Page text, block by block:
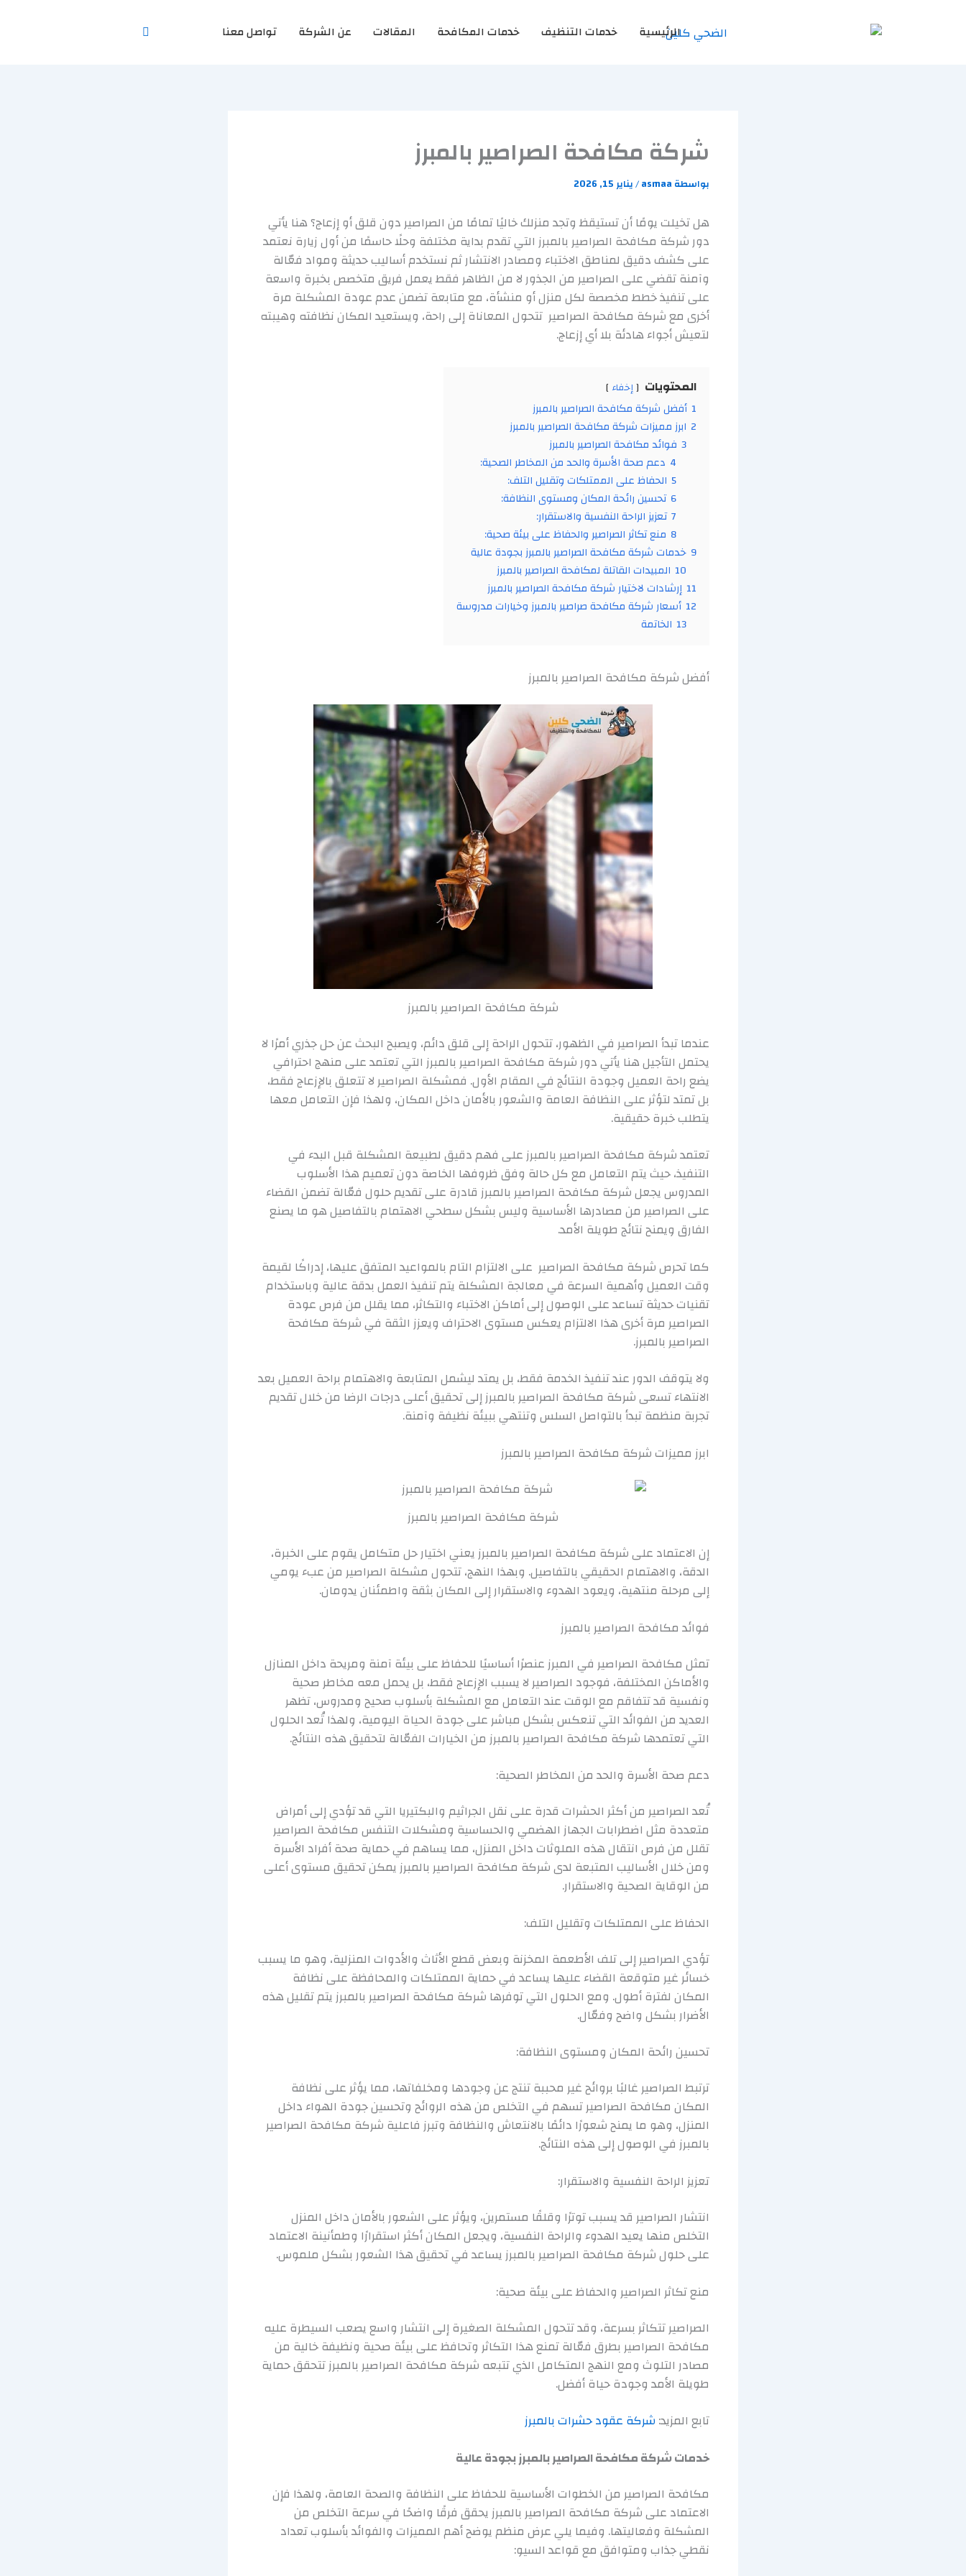
الرئيسية خدمات التنظيف خدمات المكافحة المقالات عن الشركة تواصل معنا
شركة مكافحة الصراصير بالمبرز
بواسطة asmaa
/يناير 15, 2026
هل تخيلت يومًا أن تستيقظ وتجد منزلك خاليًا تمامًا من الصراصير دون قلق أو إزعاج؟ هنا يأتي
دور شركة مكافحة الصراصير بالمبرز التي تقدم بداية مختلفة وحلًا حاسمًا من أول زيارة نعتمد
على كشف دقيق لمناطق الاختباء ومصادر الانتشار ثم نستخدم أساليب حديثة ومواد فعّالة
وآمنة تقضي على الصراصير من الجذور لا من الظاهر فقط يعمل فريق متخصص بخبرة واسعة
على تنفيذ خطط مخصصة لكل منزل أو منشأة، مع متابعة تضمن عدم عودة المشكلة مرة
أخرى مع شركة مكافحة الصراصير تتحول المعاناة إلى راحة، ويستعيد المكان نظافته وهيبته
لتعيش أجواء هادئة بلا أي إزعاج.
المحتويات إخفاء
1 أفضل شركة مكافحة الصراصير بالمبرز
2 ابرز مميزات شركة مكافحة الصراصير بالمبرز
3 فوائد مكافحة الصراصير بالمبرز
4 دعم صحة الأسرة والحد من المخاطر الصحية:
5 الحفاظ على الممتلكات وتقليل التلف:
6 تحسين رائحة المكان ومستوى النظافة:
7 تعزيز الراحة النفسية والاستقرار:
8 منع تكاثر الصراصير والحفاظ على بيئة صحية:
9 خدمات شركة مكافحة الصراصير بالمبرز بجودة عالية
10 المبيدات القاتلة لمكافحة الصراصير بالمبرز
11 إرشادات لاختيار شركة مكافحة الصراصير بالمبرز
12 أسعار شركة مكافحة صراصير بالمبرز وخيارات مدروسة
13 الخاتمة
أفضل شركة مكافحة الصراصير بالمبرز
شركة مكافحة الصراصير بالمبرز
عندما تبدأ الصراصير في الظهور، تتحول الراحة إلى قلق دائم، ويصبح البحث عن حل جذري أمرًا لا
يحتمل التأجيل هنا يأتي دور شركة مكافحة الصراصير بالمبرز التي تعتمد على منهج احترافي
يضع راحة العميل وجودة النتائج في المقام الأول. فمشكلة الصراصير لا تتعلق بالإزعاج فقط،
بل تمتد لتؤثر على النظافة العامة والشعور بالأمان داخل المكان، ولهذا فإن التعامل معها
يتطلب خبرة حقيقية.
تعتمد شركة مكافحة الصراصير بالمبرز على فهم دقيق لطبيعة المشكلة قبل البدء في
التنفيذ، حيث يتم التعامل مع كل حالة وفق ظروفها الخاصة دون تعميم هذا الأسلوب
المدروس يجعل شركة مكافحة الصراصير بالمبرز قادرة على تقديم حلول فعّالة تضمن القضاء
على الصراصير من مصادرها الأساسية وليس بشكل سطحي الاهتمام بالتفاصيل هو ما يصنع
الفارق ويمنح نتائج طويلة الأمد.
كما تحرص شركة مكافحة الصراصير على الالتزام التام بالمواعيد المتفق عليها، إدراكًا لقيمة
وقت العميل وأهمية السرعة في معالجة المشكلة يتم تنفيذ العمل بدقة عالية وباستخدام
تقنيات حديثة تساعد على الوصول إلى أماكن الاختباء والتكاثر، مما يقلل من فرص عودة
الصراصير مرة أخرى هذا الالتزام يعكس مستوى الاحتراف ويعزز الثقة في شركة مكافحة
الصراصير بالمبرز.
ولا يتوقف الدور عند تنفيذ الخدمة فقط، بل يمتد ليشمل المتابعة والاهتمام براحة العميل بعد
الانتهاء تسعى شركة مكافحة الصراصير بالمبرز إلى تحقيق أعلى درجات الرضا من خلال تقديم
تجربة منظمة تبدأ بالتواصل السلس وتنتهي ببيئة نظيفة وآمنة.
ابرز مميزات شركة مكافحة الصراصير بالمبرز
شركة مكافحة الصراصير بالمبرز
إن الاعتماد على شركة مكافحة الصراصير بالمبرز يعني اختيار حل متكامل يقوم على الخبرة،
الدقة، والاهتمام الحقيقي بالتفاصيل. وبهذا النهج، تتحول مشكلة الصراصير من عبء يومي
إلى مرحلة منتهية، ويعود الهدوء والاستقرار إلى المكان بثقة واطمئنان يدومان.
فوائد مكافحة الصراصير بالمبرز
تمثل مكافحة الصراصير في المبرز عنصرًا أساسيًا للحفاظ على بيئة آمنة ومريحة داخل المنازل
والأماكن المختلفة، فوجود الصراصير لا يسبب الإزعاج فقط، بل يحمل معه مخاطر صحية
ونفسية قد تتفاقم مع الوقت عند التعامل مع المشكلة بأسلوب صحيح ومدروس، تظهر
العديد من الفوائد التي تنعكس بشكل مباشر على جودة الحياة اليومية، ولهذا تُعد الحلول
التي تعتمدها شركة مكافحة الصراصير بالمبرز من الخيارات الفعّالة لتحقيق هذه النتائج.
دعم صحة الأسرة والحد من المخاطر الصحية:
تُعد الصراصير من أكثر الحشرات قدرة على نقل الجراثيم والبكتيريا التي قد تؤدي إلى أمراض
متعددة مثل اضطرابات الجهاز الهضمي والحساسية ومشكلات التنفس مكافحة الصراصير
تقلل من فرص انتقال هذه الملوثات داخل المنزل، مما يساهم في حماية صحة أفراد الأسرة
ومن خلال الأساليب المتبعة لدى شركة مكافحة الصراصير بالمبرز يمكن تحقيق مستوى أعلى
من الوقاية الصحية والاستقرار.
الحفاظ على الممتلكات وتقليل التلف:
تؤدي الصراصير إلى تلف الأطعمة المخزنة وبعض قطع الأثاث والأدوات المنزلية، وهو ما يسبب
خسائر غير متوقعة القضاء عليها يساعد في حماية الممتلكات والمحافظة على نظافة
المكان لفترة أطول. ومع الحلول التي توفرها شركة مكافحة الصراصير بالمبرز يتم تقليل هذه
الأضرار بشكل واضح وفعّال.
تحسين رائحة المكان ومستوى النظافة:
ترتبط الصراصير غالبًا بروائح غير محببة تنتج عن وجودها ومخلفاتها، مما يؤثر على نظافة
المكان مكافحة الصراصير تسهم في التخلص من هذه الروائح وتحسين جودة الهواء داخل
المنزل، وهو ما يمنح شعورًا دائمًا بالانتعاش والنظافة وتبرز فاعلية شركة مكافحة الصراصير
بالمبرز في الوصول إلى هذه النتائج.
تعزيز الراحة النفسية والاستقرار:
انتشار الصراصير قد يسبب توترًا وقلقًا مستمرين، ويؤثر على الشعور بالأمان داخل المنزل
التخلص منها يعيد الهدوء والراحة النفسية، ويجعل المكان أكثر استقرارًا وطمأنينة الاعتماد
على حلول شركة مكافحة الصراصير بالمبرز يساعد في تحقيق هذا الشعور بشكل ملموس.
منع تكاثر الصراصير والحفاظ على بيئة صحية:
الصراصير تتكاثر بسرعة، وقد تتحول المشكلة الصغيرة إلى انتشار واسع يصعب السيطرة عليه
مكافحة الصراصير بطرق فعّالة تمنع هذا التكاثر وتحافظ على بيئة صحية ونظيفة خالية من
مصادر التلوث ومع النهج المتكامل الذي تتبعه شركة مكافحة الصراصير بالمبرز تتحقق حماية
طويلة الأمد وجودة حياة أفضل.
تابع المزيد: شركة عقود حشرات بالمبرز
خدمات شركة مكافحة الصراصير بالمبرز بجودة عالية
مكافحة الصراصير من الخطوات الأساسية للحفاظ على النظافة والصحة العامة، ولهذا فإن
الاعتماد على شركة مكافحة الصراصير بالمبرز يحقق فرقًا واضحًا في سرعة التخلص من
المشكلة وفعاليتها. وفيما يلي عرض منظم يوضح أهم المميزات والفوائد بأسلوب تعداد
نقطي جذاب ومتوافق مع قواعد السيو: